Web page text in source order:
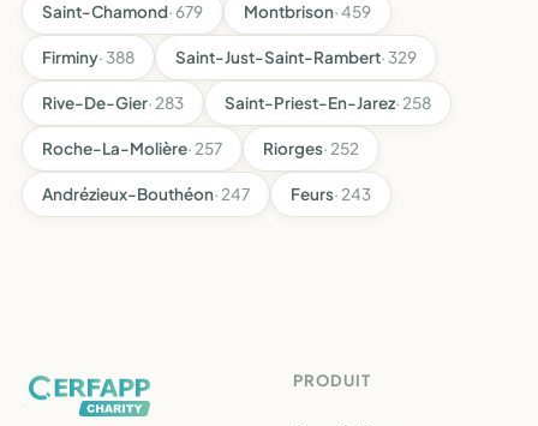
Saint-Chamond· 679 Montbrison· 459
Firminy· 388 Saint-Just-Saint-Rambert· 329
Rive-De-Gier· 283 Saint-Priest-En-Jarez· 258
Roche-La-Molière· 257 Riorges· 252
Andrézieux-Bouthéon· 247 Feurs· 243
PRODUIT